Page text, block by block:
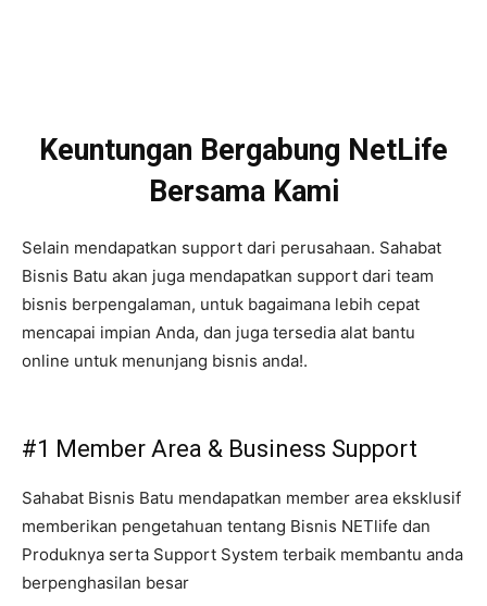
Keuntungan Bergabung NetLife
Bersama Kami
Selain mendapatkan support dari perusahaan. Sahabat
Bisnis Batu akan juga mendapatkan support dari team
bisnis berpengalaman, untuk bagaimana lebih cepat
mencapai impian Anda, dan juga tersedia alat bantu
online untuk menunjang bisnis anda!.
#1 Member Area & Business Support
Sahabat Bisnis Batu mendapatkan member area eksklusif
memberikan pengetahuan tentang Bisnis NETlife dan
Produknya serta Support System terbaik membantu anda
berpenghasilan besar